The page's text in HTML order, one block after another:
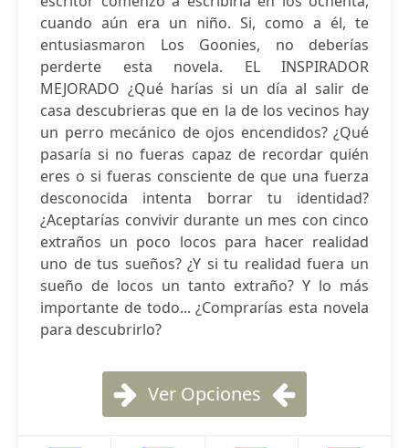
cuando aún era un niño. Si, como a él, te
entusiasmaron Los Goonies, no deberías
perderte esta novela. EL INSPIRADOR
MEJORADO ¿Qué harías si un día al salir de
casa descubrieras que en la de los vecinos hay
un perro mecánico de ojos encendidos? ¿Qué
pasaría si no fueras capaz de recordar quién
eres o si fueras consciente de que una fuerza
desconocida intenta borrar tu identidad?
¿Aceptarías convivir durante un mes con cinco
extraños un poco locos para hacer realidad
uno de tus sueños? ¿Y si tu realidad fuera un
sueño de locos un tanto extraño? Y lo más
importante de todo... ¿Comprarías esta novela
para descubrirlo?
Ver Opciones